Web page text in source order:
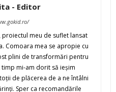
- Editor
proiectul meu de suflet lansat
Comoara mea se apropie cu
plini de transformări pentru
mi-am dorit să ieşim
de plăcerea de a ne întâlni
Sper ca recomandările